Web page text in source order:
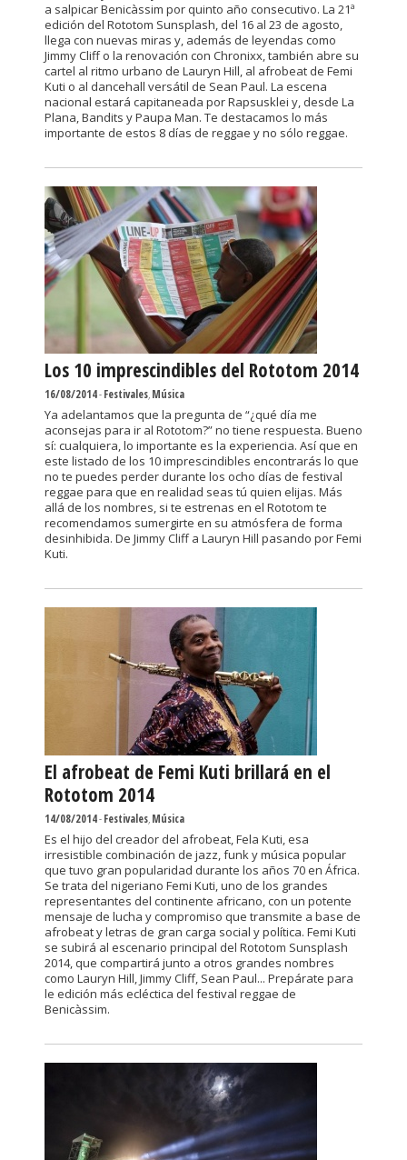
a salpicar Benicàssim por quinto año consecutivo. La 21ª
edición del Rototom Sunsplash, del 16 al 23 de agosto,
llega con nuevas miras y, además de leyendas como
Jimmy Cliff o la renovación con Chronixx, también abre su
cartel al ritmo urbano de Lauryn Hill, al afrobeat de Femi
Kuti o al dancehall versátil de Sean Paul. La escena
nacional estará capitaneada por Rapsusklei y, desde La
Plana, Bandits y Paupa Man. Te destacamos lo más
importante de estos 8 días de reggae y no sólo reggae.
Los 10 imprescindibles del Rototom 2014
16/08/2014-Festivales,Música
Ya adelantamos que la pregunta de “¿qué día me
aconsejas para ir al Rototom?” no tiene respuesta. Bueno
sí: cualquiera, lo importante es la experiencia. Así que en
este listado de los 10 imprescindibles encontrarás lo que
no te puedes perder durante los ocho días de festival
reggae para que en realidad seas tú quien elijas. Más
allá de los nombres, si te estrenas en el Rototom te
recomendamos sumergirte en su atmósfera de forma
desinhibida. De Jimmy Cliff a Lauryn Hill pasando por Femi
Kuti.
El afrobeat de Femi Kuti brillará en el
Rototom 2014
14/08/2014-Festivales,Música
Es el hijo del creador del afrobeat, Fela Kuti, esa
irresistible combinación de jazz, funk y música popular
que tuvo gran popularidad durante los años 70 en África.
Se trata del nigeriano Femi Kuti, uno de los grandes
representantes del continente africano, con un potente
mensaje de lucha y compromiso que transmite a base de
afrobeat y letras de gran carga social y política. Femi Kuti
se subirá al escenario principal del Rototom Sunsplash
2014, que compartirá junto a otros grandes nombres
como Lauryn Hill, Jimmy Cliff, Sean Paul... Prepárate para
le edición más ecléctica del festival reggae de
Benicàssim.